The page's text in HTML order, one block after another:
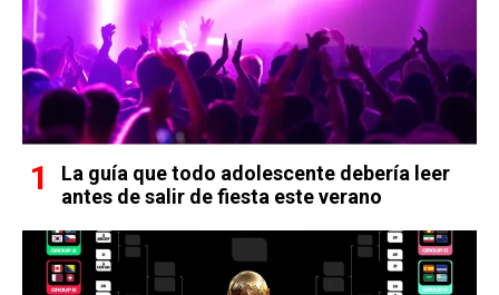
La guía que todo adolescente debería leer
antes de salir de fiesta este verano